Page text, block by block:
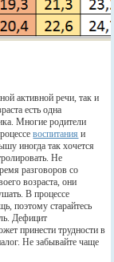
активной речи, так и
есть одна
Многие родители
воспитания и
иногда так хочется
Не
разговоров со
возраста, они
В процессе
поэтому старайтесь
Дефицит
принести трудности в
Не забывайте чаще